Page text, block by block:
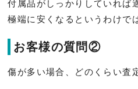
付属品がしっかりしていれば
極端に安くなるというわけで
お客様の質問②
傷が多い場合、どのくらい査